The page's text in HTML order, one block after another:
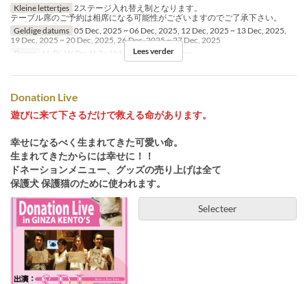
Kleine lettertjes 2ステージ入れ替え制となります。
テーブル席のご予約は相席になる可能性がございますのでご了承下さい。
Geldige datums 05 Dec, 2025 ~ 06 Dec, 2025, 12 Dec, 2025 ~ 13 Dec, 2025,
19 Dec, 2025 ~ 20 Dec, 2025, 26 Dec, 2025 ~ 27 Dec, 2025
Dagen
M, Di, W, Do, V, Za, Vak Maaltijden Diner
Lees verder
Donation Live
遊びに来て下さるだけで救える命があります。
幸せになるべく生まれてきた可愛い命。
生まれてきたからには幸せに！！
ドネーションメニュー、グッズの売り上げは全て
保護犬 保護猫のために使われます。
Selecteer